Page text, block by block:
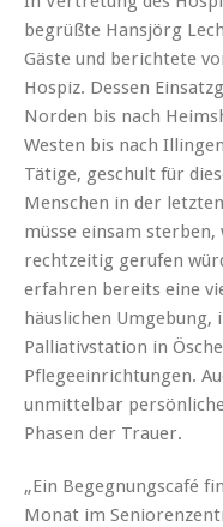
begrüßte Hansjörg
Gäste und berichtete
Hospiz. Dessen
Norden bis nach
Westen bis nach
Tätige, geschult für
Menschen in der
müsse einsam
rechtzeitig gerufen
erfahren bereits eine
häuslichen Umgebung,
Palliativstation in
Pflegeeinrichtungen.
unmittelbar
Phasen der Trauer.
„Ein Begegnungscafé
Monat im